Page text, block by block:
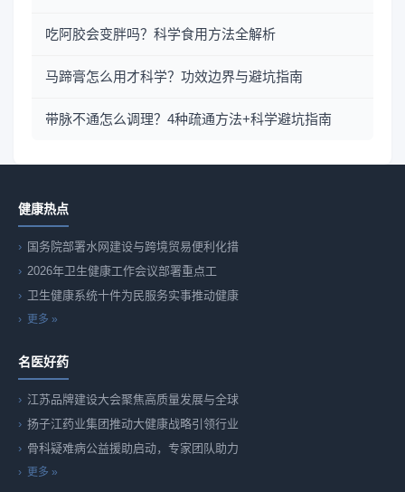
吃阿胶会变胖吗？科学食用方法全解析
马蹄膏怎么用才科学？功效边界与避坑指南
带脉不通怎么调理？4种疏通方法+科学避坑指南
健康热点
国务院部署水网建设与跨境贸易便利化措
2026年卫生健康工作会议部署重点工
卫生健康系统十件为民服务实事推动健康
更多 »
名医好药
江苏品牌建设大会聚焦高质量发展与全球
扬子江药业集团推动大健康战略引领行业
骨科疑难病公益援助启动，专家团队助力
更多 »